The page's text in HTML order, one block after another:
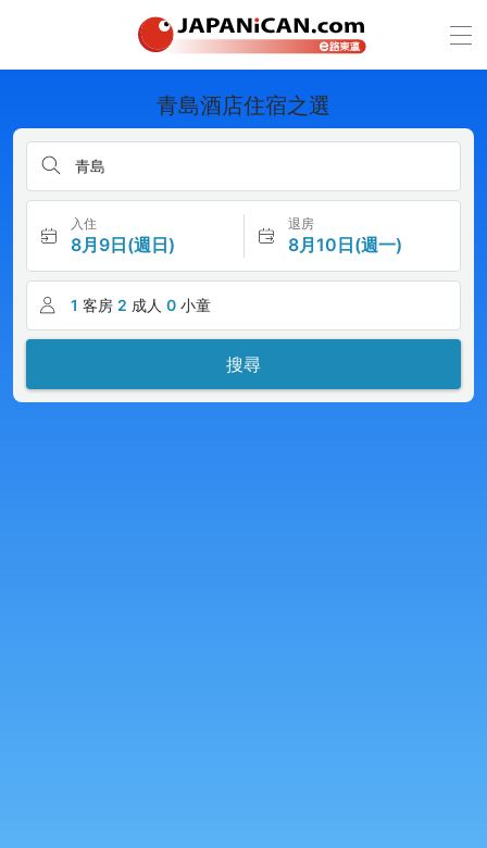
青島酒店住宿之選
青島
入住
8月9日(週日)
退房
8月10日(週一)
1 客房 2 成人 0 小童
搜尋